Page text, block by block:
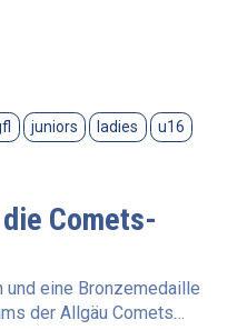
juniors ladies
u16
Comets-
eine Bronzemedaille
der Allgäu Comets…